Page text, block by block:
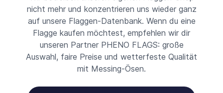
nicht mehr und konzentrieren uns wieder ganz
auf unsere Flaggen-Datenbank. Wenn du eine
Flagge kaufen möchtest, empfehlen wir dir
unseren Partner PHENO FLAGS: große
Auswahl, faire Preise und wetterfeste Qualität
mit Messing-Ösen.